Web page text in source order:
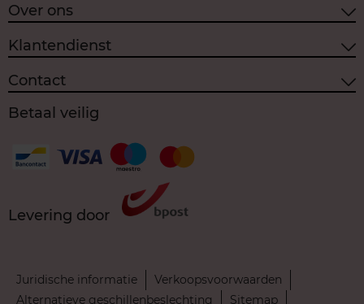
Over ons
Klantendienst
Contact
Betaal veilig
Levering door
Juridische informatie
Verkoopsvoorwaarden
Alternatieve geschillenbeslechting
Sitemap